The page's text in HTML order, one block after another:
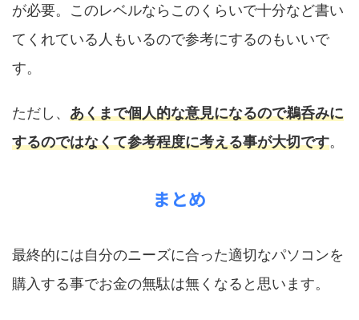
が必要。このレベルならこのくらいで十分など書い
てくれている人もいるので参考にするのもいいで
す。
ただし、 あくまで個人的な意見になるので鵜呑みに
するのではなくて参考程度に考える事が大切です。
まとめ
最終的には自分のニーズに合った適切なパソコンを
購入する事でお金の無駄は無くなると思います。